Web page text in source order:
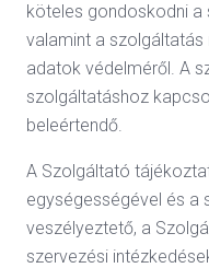
köteles gondoskodni a
valamint a
adatok védelméről. A
szolgáltatáshoz
beleértendő.
A Szolgáltató
egységességével és a
veszélyeztető, a
szervezési